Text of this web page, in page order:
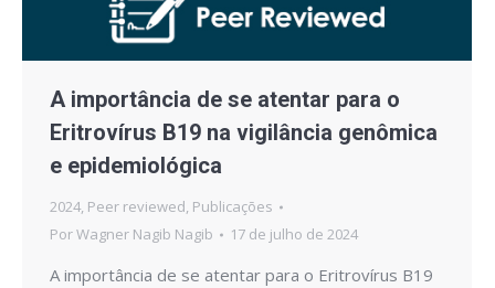
A importância de se atentar para o
Eritrovírus B19 na vigilância genômica
e epidemiológica
2024, Peer reviewed, Publicações
PorWagner Nagib Nagib 17 de julho de 2024
A importância de se atentar para o Eritrovírus B19